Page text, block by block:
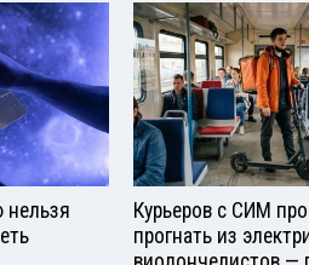
Курьеров с СИМ
прогнать из